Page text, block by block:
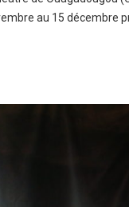
au 15 décembre